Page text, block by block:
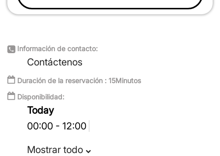
Resumen
Reseña
Enviar reseña
Información de contacto:
Contáctenos
Duración de la reservación : 15Minutos
Disponibilidad:
Today
00:00 - 12:00
Mostrar todo